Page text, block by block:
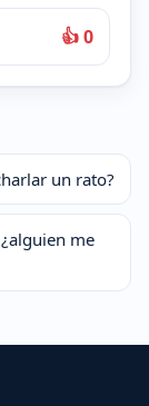
👍 0
un rato?
me